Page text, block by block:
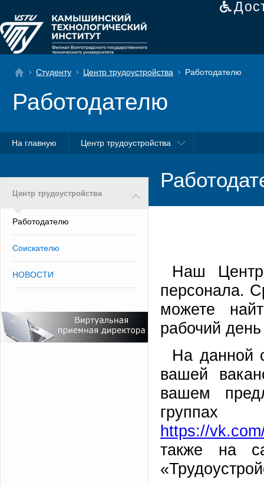
Студенту Центр трудоустройства Работодателю
Работодателю
На главную Центр трудоустройства
Центр трудоустройства
Работодателю
Соискателю
НОВОСТИ
Наш
персонала.
можете
рабочий
На данной
вашей
вашем
https://
также на